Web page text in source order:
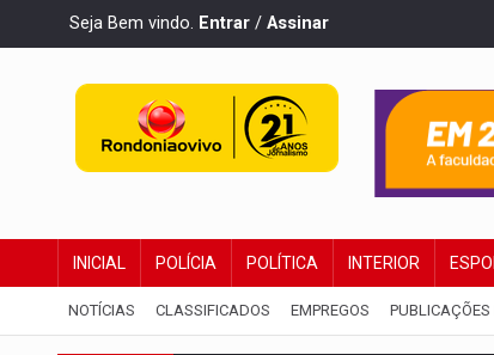
Seja Bem vindo. Entrar / Assinar
INICIAL POLÍCIA POLÍTICA INTERIOR
NOTÍCIAS CLASSIFICADOS EMPREGOS PUBLICAÇÕES